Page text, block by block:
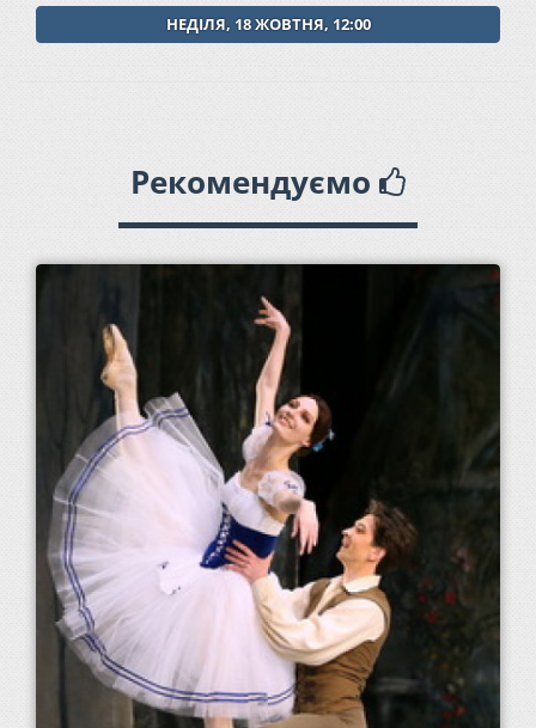
НЕДІЛЯ, 18 ЖОВТНЯ, 12:00
Рекомендуємо